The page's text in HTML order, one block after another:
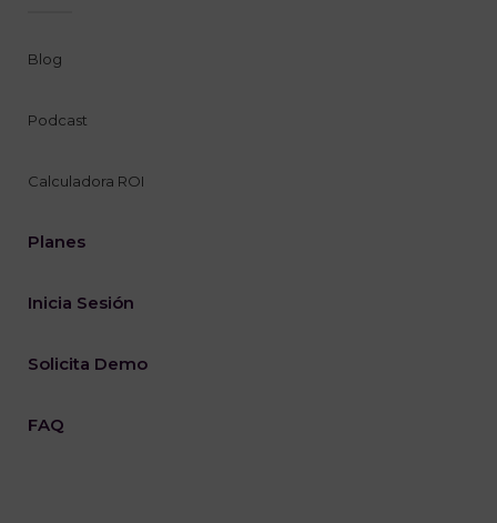
Blog
Podcast
Calculadora ROI
Planes
Inicia Sesión
Solicita Demo
FAQ